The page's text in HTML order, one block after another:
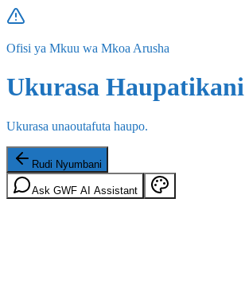
Ofisi ya Mkuu wa Mkoa Arusha
Ukurasa Haupatikani
Ukurasa unaoutafuta haupo.
Rudi Nyumbani
Ask GWF AI Assistant